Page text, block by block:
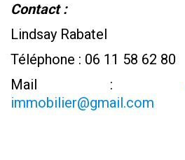
Contact :
Lindsay Rabatel
Téléphone : 06 11 58 62 80
Mail :
immobilier@gmail.com